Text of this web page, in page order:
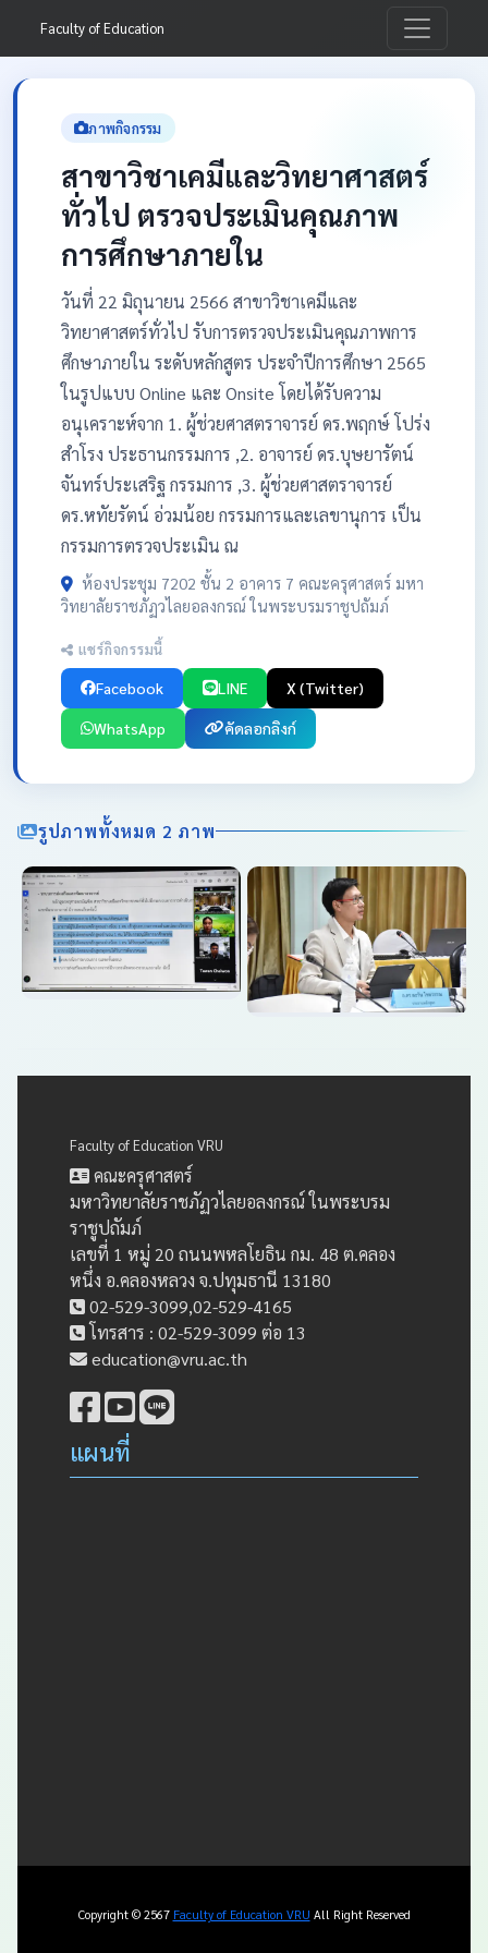
Faculty of Education
ภาพกิจกรรม
สาขาวิชาเคมีและวิทยาศาสตร์
ทั่วไป ตรวจประเมินคุณภาพ
การศึกษาภายใน
วันที่ 22 มิถุนายน 2566 สาขาวิชาเคมีและ
วิทยาศาสตร์ทั่วไป รับการตรวจประเมินคุณภาพการ
ศึกษาภายใน ระดับหลักสูตร ประจำปีการศึกษา 2565
ในรูปแบบ Online และ Onsite โดยได้รับความ
อนุเคราะห์จาก 1. ผู้ช่วยศาสตราจารย์ ดร.พฤกษ์ โปร่ง
สำโรง ประธานกรรมการ ,2. อาจารย์ ดร.บุษยารัตน์
จันทร์ประเสริฐ กรรมการ ,3. ผู้ช่วยศาสตราจารย์
ดร.หทัยรัตน์ อ่วมน้อย กรรมการและเลขานุการ เป็น
กรรมการตรวจประเมิน ณ
ห้องประชุม 7202 ชั้น 2 อาคาร 7 คณะครุศาสตร์ มหา
วิทยาลัยราชภัฏวไลยอลงกรณ์ ในพระบรมราชูปถัมภ์
แชร์กิจกรรมนี้
Facebook LINE X (Twitter)
WhatsApp คัดลอกลิงก์
รูปภาพทั้งหมด 2 ภาพ
Faculty of Education VRU
คณะครุศาสตร์
มหาวิทยาลัยราชภัฏวไลยอลงกรณ์ ในพระบรม
ราชูปถัมภ์
เลขที่ 1 หมู่ 20 ถนนพหลโยธิน กม. 48 ต.คลอง
หนึ่ง อ.คลองหลวง จ.ปทุมธานี 13180
02-529-3099,02-529-4165
โทรสาร : 02-529-3099 ต่อ 13
education@vru.ac.th
แผนที่
Copyright © 2567 Faculty of Education VRU All Right Reserved